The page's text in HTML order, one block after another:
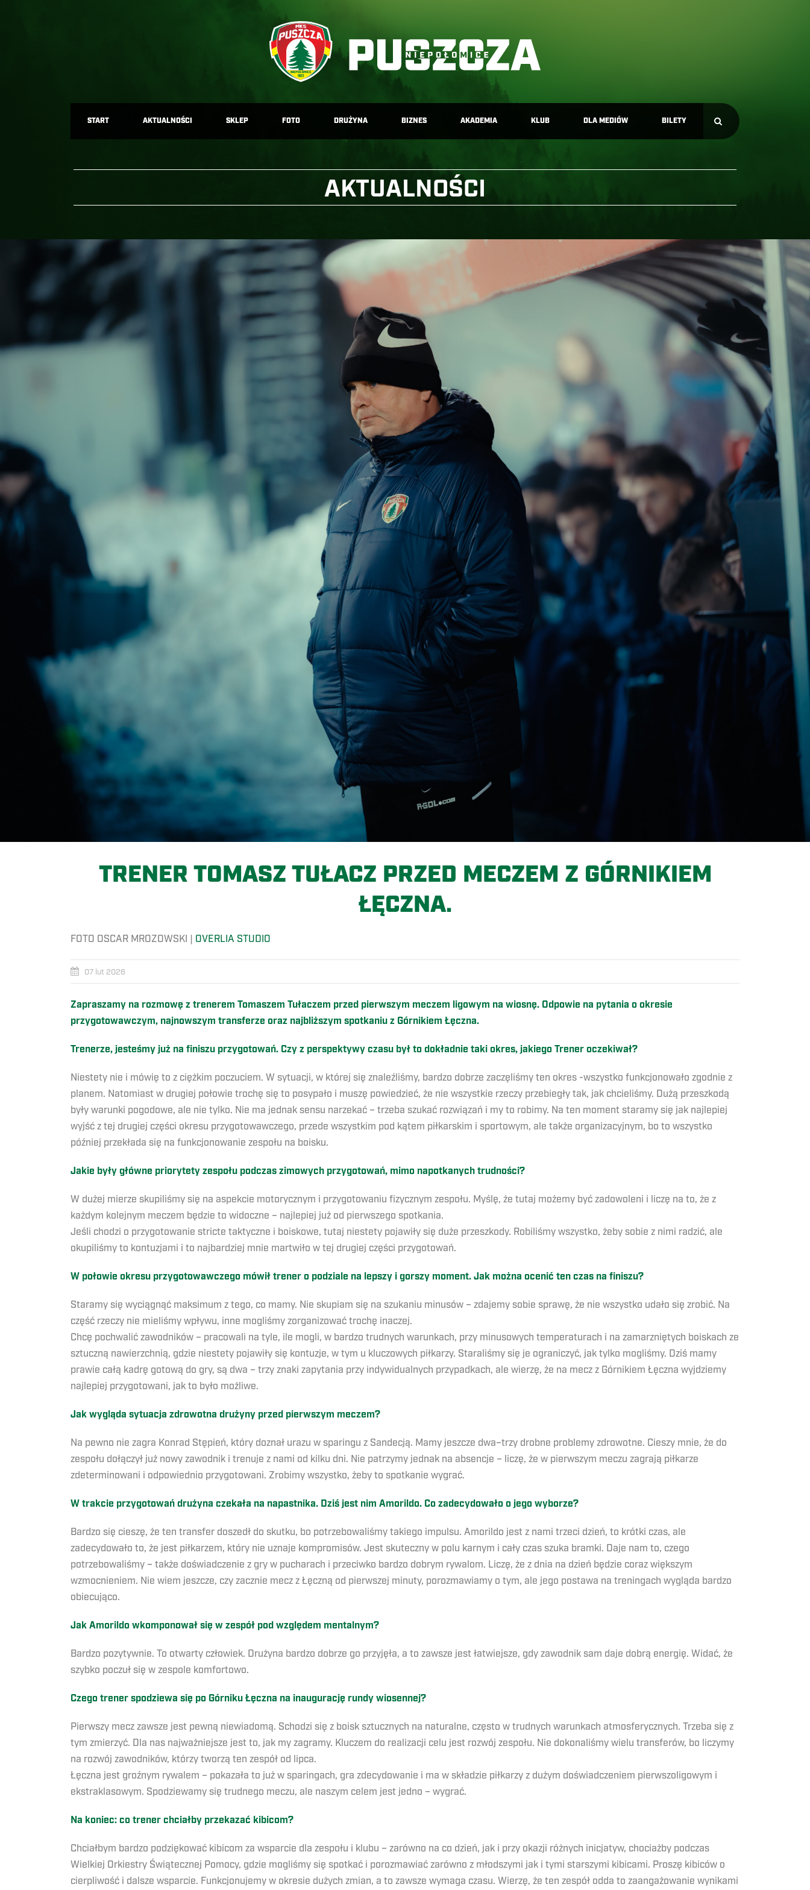
START AKTUALNOŚCI SKLEP FOTO DRUŻYNA BIZNES AKADEMIA KLUB DLA MEDIÓW BILETY
AKTUALNOŚCI
TRENER TOMASZ TUŁACZ PRZED MECZEM Z GÓRNIKIEM
ŁĘCZNA.
FOTO OSCAR MROZOWSKI | OVERLIA STUDIO
07 lut 2026
Zapraszamy na rozmowę z trenerem Tomaszem Tułaczem przed pierwszym meczem ligowym na wiosnę. Odpowie na pytania o okresie
przygotowawczym, najnowszym transferze oraz najbliższym spotkaniu z Górnikiem Łęczna.
Trenerze, jesteśmy już na finiszu przygotowań. Czy z perspektywy czasu był to dokładnie taki okres, jakiego Trener oczekiwał?
Niestety nie i mówię to z ciężkim poczuciem. W sytuacji, w której się znaleźliśmy, bardzo dobrze zaczęliśmy ten okres -wszystko funkcjonowało zgodnie z
planem. Natomiast w drugiej połowie trochę się to posypało i muszę powiedzieć, że nie wszystkie rzeczy przebiegły tak, jak chcieliśmy. Dużą przeszkodą
były warunki pogodowe, ale nie tylko. Nie ma jednak sensu narzekać – trzeba szukać rozwiązań i my to robimy. Na ten moment staramy się jak najlepiej
wyjść z tej drugiej części okresu przygotowawczego, przede wszystkim pod kątem piłkarskim i sportowym, ale także organizacyjnym, bo to wszystko
później przekłada się na funkcjonowanie zespołu na boisku.
Jakie były główne priorytety zespołu podczas zimowych przygotowań, mimo napotkanych trudności?
W dużej mierze skupiliśmy się na aspekcie motorycznym i przygotowaniu fizycznym zespołu. Myślę, że tutaj możemy być zadowoleni i liczę na to, że z
każdym kolejnym meczem będzie to widoczne – najlepiej już od pierwszego spotkania.
Jeśli chodzi o przygotowanie stricte taktyczne i boiskowe, tutaj niestety pojawiły się duże przeszkody. Robiliśmy wszystko, żeby sobie z nimi radzić, ale
okupiliśmy to kontuzjami i to najbardziej mnie martwiło w tej drugiej części przygotowań.
W połowie okresu przygotowawczego mówił trener o podziale na lepszy i gorszy moment. Jak można ocenić ten czas na finiszu?
Staramy się wyciągnąć maksimum z tego, co mamy. Nie skupiam się na szukaniu minusów – zdajemy sobie sprawę, że nie wszystko udało się zrobić. Na
część rzeczy nie mieliśmy wpływu, inne mogliśmy zorganizować trochę inaczej.
Chcę pochwalić zawodników – pracowali na tyle, ile mogli, w bardzo trudnych warunkach, przy minusowych temperaturach i na zamarzniętych boiskach ze
sztuczną nawierzchnią, gdzie niestety pojawiły się kontuzje, w tym u kluczowych piłkarzy. Staraliśmy się je ograniczyć, jak tylko mogliśmy. Dziś mamy
prawie całą kadrę gotową do gry, są dwa – trzy znaki zapytania przy indywidualnych przypadkach, ale wierzę, że na mecz z Górnikiem Łęczna wyjdziemy
najlepiej przygotowani, jak to było możliwe.
Jak wygląda sytuacja zdrowotna drużyny przed pierwszym meczem?
Na pewno nie zagra Konrad Stępień, który doznał urazu w sparingu z Sandecją. Mamy jeszcze dwa–trzy drobne problemy zdrowotne. Cieszy mnie, że do
zespołu dołączył już nowy zawodnik i trenuje z nami od kilku dni. Nie patrzymy jednak na absencje – liczę, że w pierwszym meczu zagrają piłkarze
zdeterminowani i odpowiednio przygotowani. Zrobimy wszystko, żeby to spotkanie wygrać.
W trakcie przygotowań drużyna czekała na napastnika. Dziś jest nim Amorildo. Co zadecydowało o jego wyborze?
Bardzo się cieszę, że ten transfer doszedł do skutku, bo potrzebowaliśmy takiego impulsu. Amorildo jest z nami trzeci dzień, to krótki czas, ale
zadecydowało to, że jest piłkarzem, który nie uznaje kompromisów. Jest skuteczny w polu karnym i cały czas szuka bramki. Daje nam to, czego
potrzebowaliśmy – także doświadczenie z gry w pucharach i przeciwko bardzo dobrym rywalom. Liczę, że z dnia na dzień będzie coraz większym
wzmocnieniem. Nie wiem jeszcze, czy zacznie mecz z Łęczną od pierwszej minuty, porozmawiamy o tym, ale jego postawa na treningach wygląda bardzo
obiecująco.
Jak Amorildo wkomponował się w zespół pod względem mentalnym?
Bardzo pozytywnie. To otwarty człowiek. Drużyna bardzo dobrze go przyjęła, a to zawsze jest łatwiejsze, gdy zawodnik sam daje dobrą energię. Widać, że
szybko poczuł się w zespole komfortowo.
Czego trener spodziewa się po Górniku Łęczna na inaugurację rundy wiosennej?
Pierwszy mecz zawsze jest pewną niewiadomą. Schodzi się z boisk sztucznych na naturalne, często w trudnych warunkach atmosferycznych. Trzeba się z
tym zmierzyć. Dla nas najważniejsze jest to, jak my zagramy. Kluczem do realizacji celu jest rozwój zespołu. Nie dokonaliśmy wielu transferów, bo liczymy
na rozwój zawodników, którzy tworzą ten zespół od lipca.
Łęczna jest groźnym rywalem – pokazała to już w sparingach, gra zdecydowanie i ma w składzie piłkarzy z dużym doświadczeniem pierwszoligowym i
ekstraklasowym. Spodziewamy się trudnego meczu, ale naszym celem jest jedno – wygrać.
Na koniec: co trener chciałby przekazać kibicom?
Chciałbym bardzo podziękować kibicom za wsparcie dla zespołu i klubu – zarówno na co dzień, jak i przy okazji różnych inicjatyw, chociażby podczas
Wielkiej Orkiestry Świątecznej Pomocy, gdzie mogliśmy się spotkać i porozmawiać zarówno z młodszymi jak i tymi starszymi kibicami. Proszę kibiców o
cierpliwość i dalsze wsparcie. Funkcjonujemy w okresie dużych zmian, a to zawsze wymaga czasu. Wierzę, że ten zespół odda to zaangażowanie wynikami